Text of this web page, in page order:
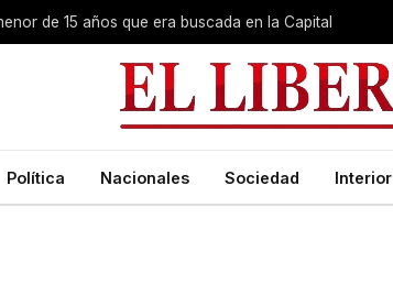
de 15 años que era buscada en la Capital
Política Nacionales Sociedad Interior